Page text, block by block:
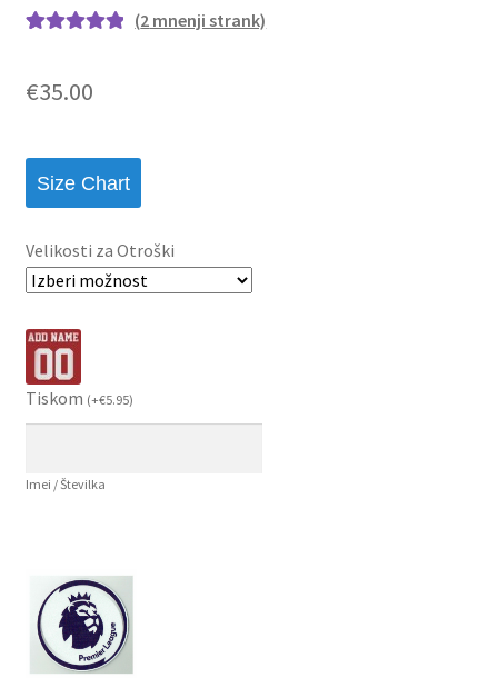
podlagi ocene
(2 mnenji strank)
€35.00
Size Chart
Velikosti za Otroški
Tiskom (+€5.95)
Imei / Številka